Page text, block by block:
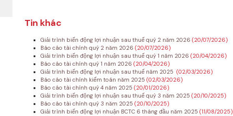
Tin khác
Giải trình biến động lợi nhuận sau thuế quý 2 năm 2026 (20/07/2026)
Báo cáo tài chính quý 2 năm 2026 (20/07/2026)
Giải trình biến động lợi nhuận sau thuế quý 1 năm 2026 (20/04/2026)
Báo cáo tài chính quý 1 năm 2026 (20/04/2026)
Giải trình biến động lợi nhuận sau thuế năm 2025 (02/03/2026)
Báo cáo tài chính kiểm toán năm 2025 (02/03/2026)
Báo cáo tài chính quý 4 năm 2025 (20/01/2026)
Giải trình biến động lợi nhuận sau thuế quý 3 năm 2025 (20/10/2025)
Báo cáo tài chính quý 3 năm 2025 (20/10/2025)
Giải trình biến động lợi nhuận BCTC 6 tháng đầu năm 2025 (11/08/2025)